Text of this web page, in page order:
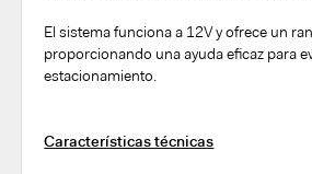
El sistema funciona a 12V y ofrece un
proporcionando una ayuda eficaz para
estacionamiento.
Características técnicas